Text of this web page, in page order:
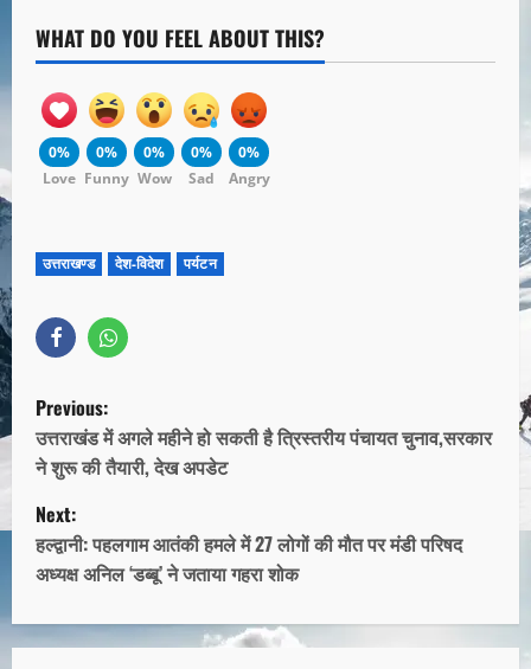
WHAT DO YOU FEEL ABOUT THIS?
0%
Love
0%
Funny
0%
Wow
0%
Sad
0%
Angry
उत्तराखण्ड देश-विदेश पर्यटन
Previous:
उत्तराखंड में अगले महीने हो सकती है त्रिस्तरीय पंचायत चुनाव,सरकार
ने शुरू की तैयारी, देख अपडेट
Next:
हल्द्वानी: पहलगाम आतंकी हमले में 27 लोगों की मौत पर मंडी परिषद
अध्यक्ष अनिल ‘डब्बू’ ने जताया गहरा शोक